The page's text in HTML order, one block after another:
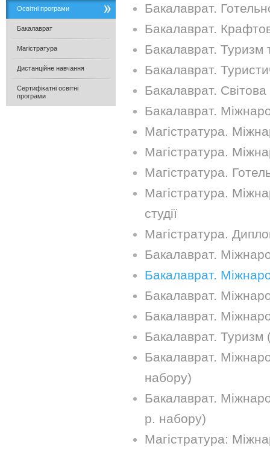
Бакалаврат.
Бакалаврат.
Бакалаврат. Туризм
Бакалаврат.
Бакалаврат. Світова
Бакалаврат.
Магістратура.
Магістратура.
Магістратура.
Магістратура.
студії
Магістратура.
Бакалаврат.
Бакалаврат.
Бакалаврат.
Бакалаврат.
Бакалаврат.
Бакалаврат.
набору)
Бакалаврат.
р. набору)
Магістратура:
Освітні програми
Бакалаврат
Магістратура
Дистанційне навчання
Сертифікатні освітні
програми